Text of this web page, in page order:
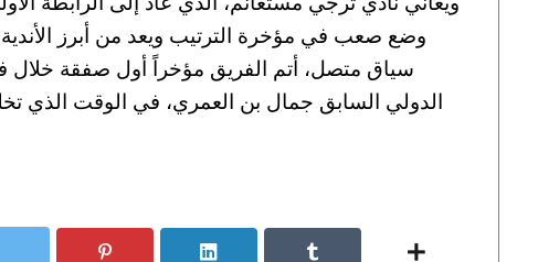
وضع صعب في مؤخرة الترتيب ويعد من أبرز الأندية
سياق متصل، أتم الفريق مؤخراً أول صفقة خلال
الدولي السابق جمال بن العمري، في الوقت الذي